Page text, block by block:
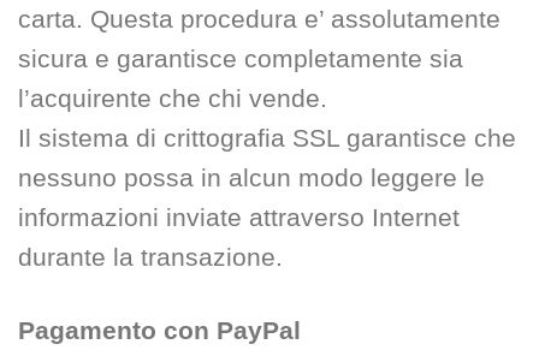
carta. Questa procedura e’ assolutamente
sicura e garantisce completamente sia
l’acquirente che chi vende.
Il sistema di crittografia SSL garantisce che
nessuno possa in alcun modo leggere le
informazioni inviate attraverso Internet
durante la transazione.
Pagamento con PayPal